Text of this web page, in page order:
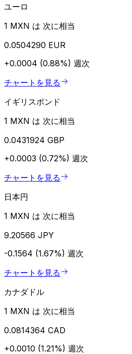
ユーロ
1 MXN は 次に相当
0.0504290 EUR
+0.0004 (0.88%) 週次
チャートを見る
イギリスポンド
1 MXN は 次に相当
0.0431924 GBP
+0.0003 (0.72%) 週次
チャートを見る
日本円
1 MXN は 次に相当
9.20566 JPY
-0.1564 (1.67%) 週次
チャートを見る
カナダドル
1 MXN は 次に相当
0.0814364 CAD
+0.0010 (1.21%) 週次